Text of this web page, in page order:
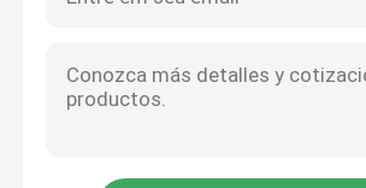
Zircônia translúcida alta
Zircônia do CAD CAM